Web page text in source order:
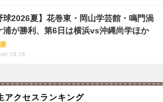
球2026夏】花巻東・岡山学芸館・鳴門渦
浦が勝利、第6日は横浜vs沖縄尚学ほか
13:15
アクセスランキング